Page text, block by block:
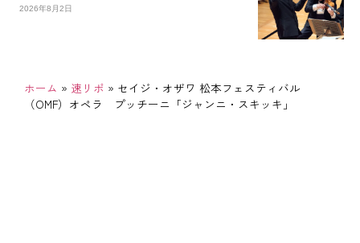
2026年8月2日
ホーム » 速リポ » セイジ・オザワ 松本フェスティバル
（OMF）オペラ プッチーニ「ジャンニ・スキッキ」